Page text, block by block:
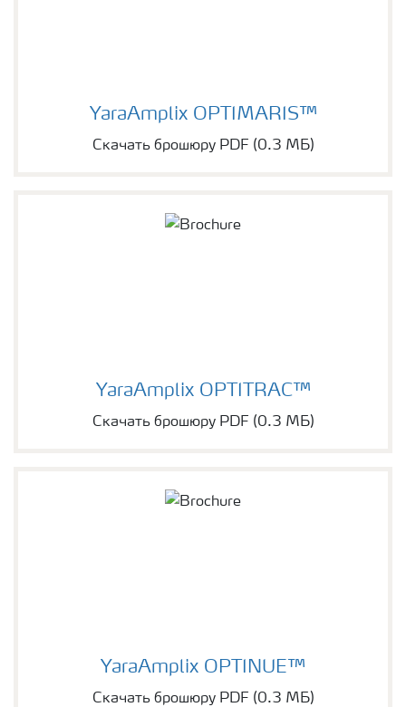
YaraAmplix OPTIMARIS™
Скачать брошюру PDF (0.3 МБ)
YaraAmplix OPTITRAC™
Скачать брошюру PDF (0.3 МБ)
YaraAmplix OPTINUE™
Скачать брошюру PDF (0.3 МБ)